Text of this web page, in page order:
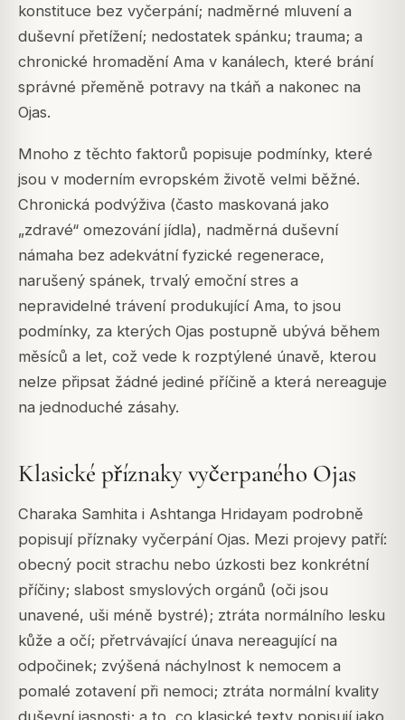
konstituce bez vyčerpání; nadměrné mluvení a
duševní přetížení; nedostatek spánku; trauma; a
chronické hromadění Ama v kanálech, které brání
správné přeměně potravy na tkáň a nakonec na
Ojas.
Mnoho z těchto faktorů popisuje podmínky, které
jsou v moderním evropském životě velmi běžné.
Chronická podvýživa (často maskovaná jako
„zdravé“ omezování jídla), nadměrná duševní
námaha bez adekvátní fyzické regenerace,
narušený spánek, trvalý emoční stres a
nepravidelné trávení produkující Ama, to jsou
podmínky, za kterých Ojas postupně ubývá během
měsíců a let, což vede k rozptýlené únavě, kterou
nelze připsat žádné jediné příčině a která nereaguje
na jednoduché zásahy.
Klasické příznaky vyčerpaného Ojas
Charaka Samhita i Ashtanga Hridayam podrobně
popisují příznaky vyčerpání Ojas. Mezi projevy patří:
obecný pocit strachu nebo úzkosti bez konkrétní
příčiny; slabost smyslových orgánů (oči jsou
unavené, uši méně bystré); ztráta normálního lesku
kůže a očí; přetrvávající únava nereagující na
odpočinek; zvýšená náchylnost k nemocem a
pomalé zotavení při nemoci; ztráta normální kvality
duševní jasnosti; a to, co klasické texty popisují jako